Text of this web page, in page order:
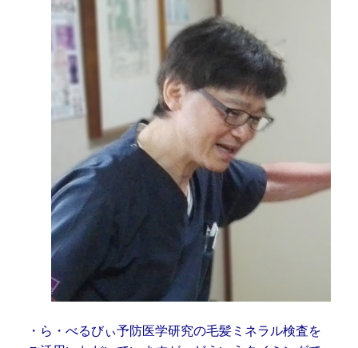
・ら・べるびぃ予防医学研究の毛髪ミネラル検査を